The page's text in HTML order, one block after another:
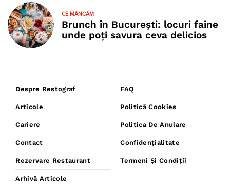
CE MÂNCĂM
Brunch în București: locuri faine
unde poţi savura ceva delicios
Despre Restograf
Articole
Cariere
Contact
Rezervare Restaurant
Arhivă Articole
FAQ
Politică Cookies
Politica De Anulare
Confidențialitate
Termeni Și Condiții